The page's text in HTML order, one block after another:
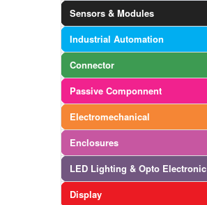
Sensors & Modules
Industrial Automation
Connector
Passive Componnent
Electromechanical
Enclosures
LED Lighting & Opto Electronic
Display